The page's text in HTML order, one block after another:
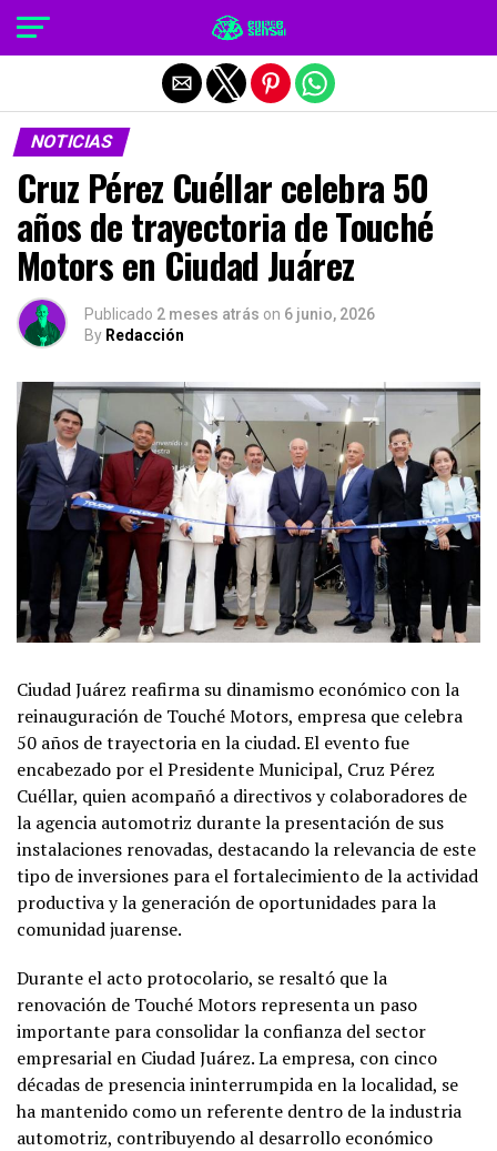
NOTICIAS
Cruz Pérez Cuéllar celebra 50
años de trayectoria de Touché
Motors en Ciudad Juárez
Publicado 2 meses atrás on 6 junio, 2026
By Redacción
Ciudad Juárez reafirma su dinamismo económico con la
reinauguración de Touché Motors, empresa que celebra
50 años de trayectoria en la ciudad. El evento fue
encabezado por el Presidente Municipal, Cruz Pérez
Cuéllar, quien acompañó a directivos y colaboradores de
la agencia automotriz durante la presentación de sus
instalaciones renovadas, destacando la relevancia de este
tipo de inversiones para el fortalecimiento de la actividad
productiva y la generación de oportunidades para la
comunidad juarense.
Durante el acto protocolario, se resaltó que la
renovación de Touché Motors representa un paso
importante para consolidar la confianza del sector
empresarial en Ciudad Juárez. La empresa, con cinco
décadas de presencia ininterrumpida en la localidad, se
ha mantenido como un referente dentro de la industria
automotriz, contribuyendo al desarrollo económico
Salir de la versión móvil